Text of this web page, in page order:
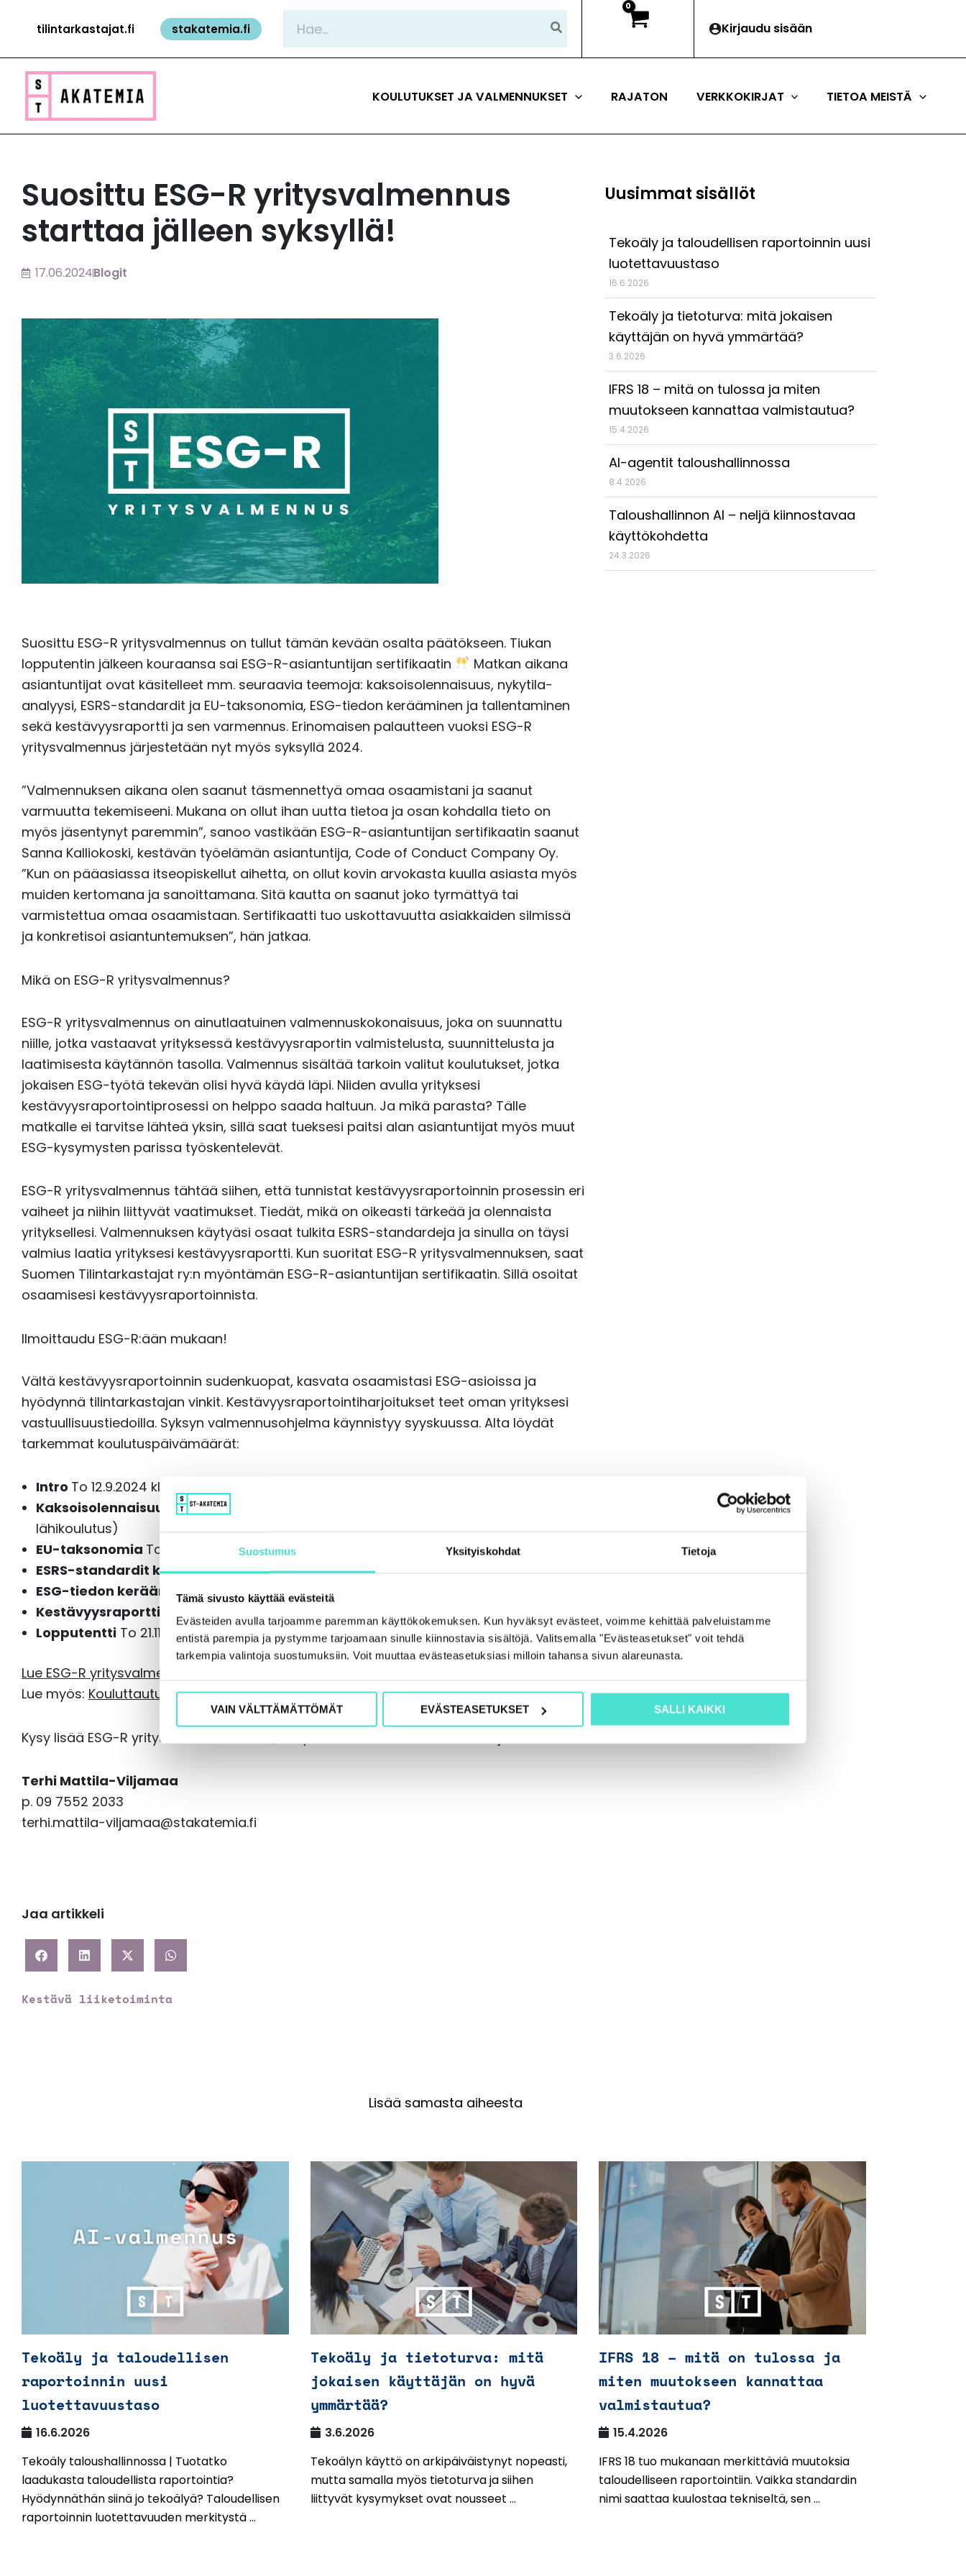
Suostumus Yksityiskohdat Tietoja
Tämä sivusto käyttää evästeitä
Evästeiden avulla tarjoamme paremman käyttökokemuksen. Kun hyväksyt evästeet, voimme kehittää palveluistamme
entistä parempia ja pystymme tarjoamaan sinulle kiinnostavia sisältöjä. Valitsemalla "Evästeasetukset" voit tehdä
tarkempia valintoja suostumuksiin. Voit muuttaa evästeasetuksiasi milloin tahansa sivun alareunasta.
VAIN VÄLTTÄMÄTTÖMÄT EVÄSTEASETUKSET SALLI KAIKKI
sisältööntilintarkastajat.fi stakatemia.fi Kirjaudu sisään
KOULUTUKSET JA VALMENNUKSET RAJATON VERKKOKIRJAT TIETOA MEISTÄ
Suosittu ESG-R yritysvalmennus
starttaa jälleen syksyllä!
17.06.2024Blogit
Suosittu ESG-R yritysvalmennus on tullut tämän kevään osalta päätökseen. Tiukan
lopputentin jälkeen kouraansa sai ESG-R-asiantuntijan sertifikaatin
Matkan aikana
asiantuntijat ovat käsitelleet mm. seuraavia teemoja: kaksoisolennaisuus, nykytila-
analyysi, ESRS-standardit ja EU-taksonomia, ESG-tiedon kerääminen ja tallentaminen
sekä kestävyysraportti ja sen varmennus. Erinomaisen palautteen vuoksi ESG-R
yritysvalmennus järjestetään nyt myös syksyllä 2024.
”Valmennuksen aikana olen saanut täsmennettyä omaa osaamistani ja saanut
varmuutta tekemiseeni. Mukana on ollut ihan uutta tietoa ja osan kohdalla tieto on
myös jäsentynyt paremmin”, sanoo vastikään ESG-R-asiantuntijan sertifikaatin saanut
Sanna Kalliokoski, kestävän työelämän asiantuntija, Code of Conduct Company Oy.
”Kun on pääasiassa itseopiskellut aihetta, on ollut kovin arvokasta kuulla asiasta myös
muiden kertomana ja sanoittamana. Sitä kautta on saanut joko tyrmättyä tai
varmistettua omaa osaamistaan. Sertifikaatti tuo uskottavuutta asiakkaiden silmissä
ja konkretisoi asiantuntemuksen”, hän jatkaa.
Mikä on ESG-R yritysvalmennus?
ESG-R yritysvalmennus on ainutlaatuinen valmennuskokonaisuus, joka on suunnattu
niille, jotka vastaavat yrityksessä kestävyysraportin valmistelusta, suunnittelusta ja
laatimisesta käytännön tasolla. Valmennus sisältää tarkoin valitut koulutukset, jotka
jokaisen ESG-työtä tekevän olisi hyvä käydä läpi. Niiden avulla yrityksesi
kestävyysraportointiprosessi on helppo saada haltuun. Ja mikä parasta? Tälle
matkalle ei tarvitse lähteä yksin, sillä saat tueksesi paitsi alan asiantuntijat myös muut
ESG-kysymysten parissa työskentelevät.
ESG-R yritysvalmennus tähtää siihen, että tunnistat kestävyysraportoinnin prosessin eri
vaiheet ja niihin liittyvät vaatimukset. Tiedät, mikä on oikeasti tärkeää ja olennaista
yrityksellesi. Valmennuksen käytyäsi osaat tulkita ESRS-standardeja ja sinulla on täysi
valmius laatia yrityksesi kestävyysraportti. Kun suoritat ESG-R yritysvalmennuksen, saat
Suomen Tilintarkastajat ry:n myöntämän ESG-R-asiantuntijan sertifikaatin. Sillä osoitat
osaamisesi kestävyysraportoinnista.
Ilmoittaudu ESG-R:ään mukaan!
Vältä kestävyysraportoinnin sudenkuopat, kasvata osaamistasi ESG-asioissa ja
hyödynnä tilintarkastajan vinkit. Kestävyysraportointiharjoitukset teet oman yrityksesi
vastuullisuustiedoilla. Syksyn valmennusohjelma käynnistyy syyskuussa. Alta löydät
tarkemmat koulutuspäivämäärät:
Intro To 12.9.2024 klo 9–12 (etäkoulutus)
Kaksoisolennaisuus ja nykytila-analyysi
lähikoulutus)
EU-taksonomia To 3.10.2024 klo 9–12 (etäkoulutus)
ESRS-standardit käytännössäTo 10.10.2024 klo 9–16 (etä- tai lähikoulutus)
ESG-tiedon kerääminen ja tallentaminenTo 24.10.2024 klo 9–12.30 (etäkoulutus)
Kestävyysraportti ja varmennusTo 14.11.2024 klo 9–16 (etäkoulutus)
Lopputentti To 21.11. – To 5.12.2024
Lue ESG-R yritysvalmennuksesta tästä
Lue myös: Kouluttautuminen ESG-raportoinnin asiantuntijaksi
Kysy lisää ESG-R yritysvalmennuksesta,
Terhi Mattila-Viljamaa
p. 09 7552 2033
terhi.mattila-viljamaa@stakatemia.fi
Uusimmat sisällöt
Tekoäly ja taloudellisen raportoinnin uusi
luotettavuustaso
16.6.2026
Tekoäly ja tietoturva: mitä jokaisen
käyttäjän on hyvä ymmärtää?
3.6.2026
IFRS 18 – mitä on tulossa ja miten
muutokseen kannattaa valmistautua?
15.4.2026
AI-agentit taloushallinnossa
8.4.2026
Taloushallinnon AI – neljä kiinnostavaa
käyttökohdetta
24.3.2026
Jaa artikkeli
Kestävä liiketoiminta
Lisää samasta aiheesta
Tekoäly ja taloudellisen
raportoinnin uusi
luotettavuustaso
16.6.2026
Tekoäly taloushallinnossa | Tuotatko
laadukasta taloudellista raportointia?
Hyödynnäthän siinä jo tekoälyä? Taloudellisen
raportoinnin luotettavuuden merkitystä ...
Tekoäly ja tietoturva: mitä
jokaisen käyttäjän on hyvä
ymmärtää?
3.6.2026
Tekoälyn käyttö on arkipäiväistynyt nopeasti,
mutta samalla myös tietoturva ja siihen
liittyvät kysymykset ovat nousseet ...
IFRS 18 – mitä on tulossa ja
miten muutokseen kannattaa
valmistautua?
15.4.2026
IFRS 18 tuo mukanaan merkittäviä muutoksia
taloudelliseen raportointiin. Vaikka standardin
nimi saattaa kuulostaa tekniseltä, sen ...